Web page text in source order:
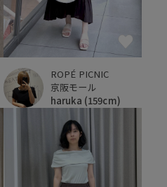
ROPÉ PICNIC
京阪モール
haruka (159cm)